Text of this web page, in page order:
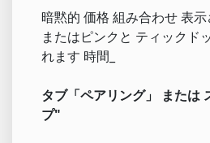
暗黙的 価格 組み合わせ 表
またはピンクと ティックド
れます 時間_
タブ「ペアリング」 または
プ"